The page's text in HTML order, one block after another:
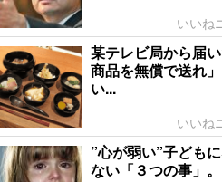
いいね
某テレビ局から届
商品を無償で送れ
い...
いいね
”心が弱い”子ども
ない「３つの事」。